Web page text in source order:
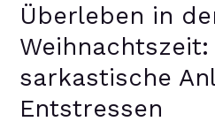
Überleben in
Weihnachtszeit:
sarkastische
Entstressen
in
Weihnachtszeit:
Eine
sarkastische
Anleitung